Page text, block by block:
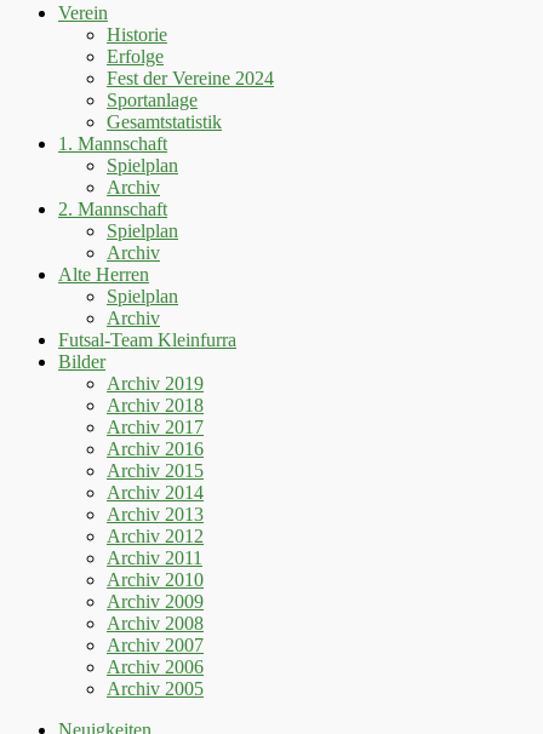
scrollenVerein
Historie
Erfolge
Fest der Vereine 2024
Sportanlage
Gesamtstatistik
1. Mannschaft
Spielplan
Archiv
2. Mannschaft
Spielplan
Archiv
Alte Herren
Spielplan
Archiv
Futsal-Team Kleinfurra
Bilder
Archiv 2019
Archiv 2018
Archiv 2017
Archiv 2016
Archiv 2015
Archiv 2014
Archiv 2013
Archiv 2012
Archiv 2011
Archiv 2010
Archiv 2009
Archiv 2008
Archiv 2007
Archiv 2006
Archiv 2005
Neuigkeiten